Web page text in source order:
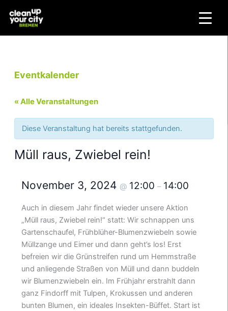
Inhalt
springen
Eventkalender
« Alle Veranstaltungen
Diese Veranstaltung hat bereits stattgefunden.
Müll raus, Zwiebel rein!
November 3, 2024 @ 12:00– 14:00
Auch in diesem Jahr findet wieder unsere Aktion
„Müll raus, Zwiebel rein!“ statt: Wir schnappen uns
Gartenschaufel, Frühblüher-Blumenzwiebeln sowie
Müllzange und Eimer und dann geht’s los! Erst
befreien wir die Grünstreifen rund um Hemmstraße
und anliegende Straßen von Müll und dann buddeln
wir Blumenzwiebeln ein. Im Frühjahr erstrahlt dann
ganz Findorff mit Tulpen, Krokussen und anderen
bunten Blumen, ein ideales Insekten-Büffet. Start ist